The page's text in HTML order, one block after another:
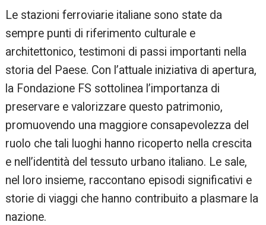
Le stazioni ferroviarie italiane sono state da
sempre punti di riferimento culturale e
architettonico, testimoni di passi importanti nella
storia del Paese. Con l’attuale iniziativa di apertura,
la Fondazione FS sottolinea l’importanza di
preservare e valorizzare questo patrimonio,
promuovendo una maggiore consapevolezza del
ruolo che tali luoghi hanno ricoperto nella crescita
e nell’identità del tessuto urbano italiano. Le sale,
nel loro insieme, raccontano episodi significativi e
storie di viaggi che hanno contribuito a plasmare la
nazione.